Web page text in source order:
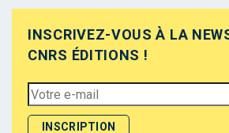
INSCRIVEZ-VOUS À LA
CNRS ÉDITIONS !